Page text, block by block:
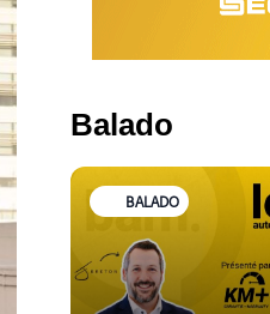
Balado
BALADO